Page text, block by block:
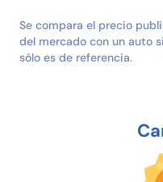
Se compara el precio
del mercado con un auto
sólo es de referencia.